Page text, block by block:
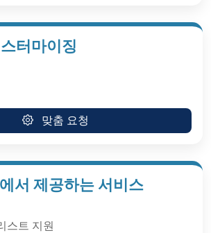
터마이징
맞춤 요청
서 제공하는 서비스
스트 지원